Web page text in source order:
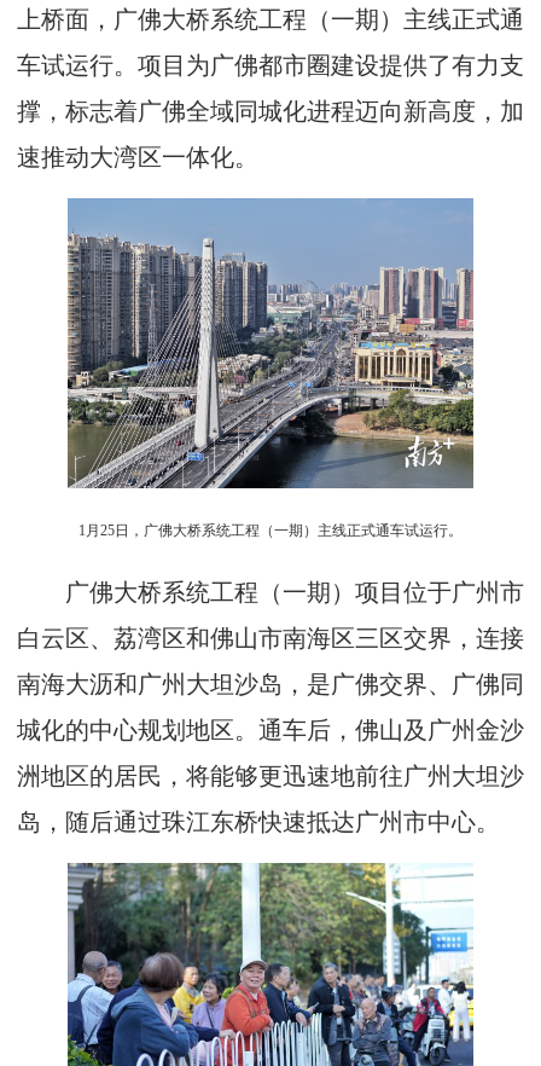
上桥面，广佛大桥系统工程（一期）主线正式通
车试运行。项目为广佛都市圈建设提供了有力支
撑，标志着广佛全域同城化进程迈向新高度，加
速推动大湾区一体化。
1月25日，广佛大桥系统工程（一期）主线正式通车试运行。
广佛大桥系统工程（一期）项目位于广州市
白云区、荔湾区和佛山市南海区三区交界，连接
南海大沥和广州大坦沙岛，是广佛交界、广佛同
城化的中心规划地区。通车后，佛山及广州金沙
洲地区的居民，将能够更迅速地前往广州大坦沙
岛，随后通过珠江东桥快速抵达广州市中心。